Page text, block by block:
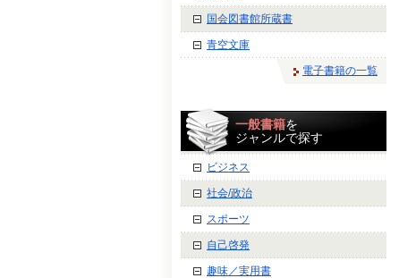
国会図書館所蔵書
青空文庫
電子書籍の一覧
一般書籍を
ジャンルで探す
ビジネス
社会/政治
スポーツ
自己啓発
趣味／実用書